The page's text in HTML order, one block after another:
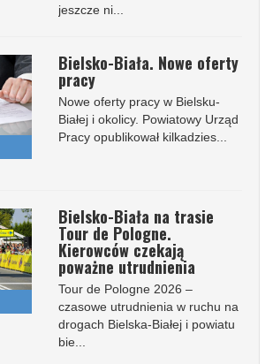
jeszcze ni...
Bielsko-Biała. Nowe oferty
pracy
Nowe oferty pracy w Bielsku-
Białej i okolicy. Powiatowy Urząd
Pracy opublikował kilkadzies...
Bielsko-Biała na trasie
Tour de Pologne.
Kierowców czekają
poważne utrudnienia
Tour de Pologne 2026 –
czasowe utrudnienia w ruchu na
drogach Bielska-Białej i powiatu
bie...